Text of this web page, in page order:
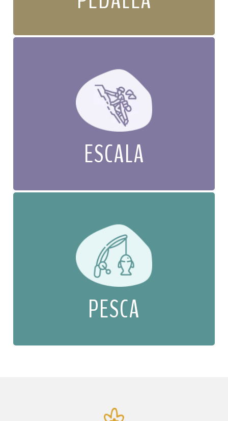
ESCALA
PESCA